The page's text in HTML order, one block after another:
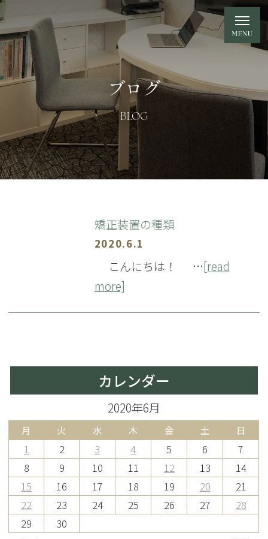
ブログ
BLOG
矯正装置の種類
2020.6.1
こんにちは！ …[read
more]
カレンダー
2020年6月
月 火 水 木 金 土 日
1 2 3 4 5 6
7
8
9 10 11 12 13
14
15
16 17 18 19 20
21
22
23 24 25 26 27
28
29
30